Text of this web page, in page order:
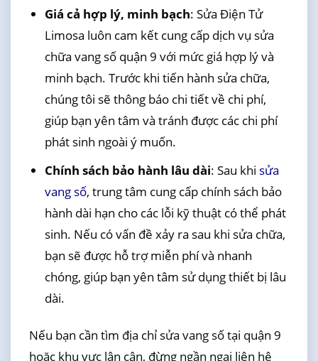
Giá cả hợp lý, minh bạch: Sửa Điện Tử
Limosa luôn cam kết cung cấp dịch vụ sửa
chữa vang số quận 9 với mức giá hợp lý và
minh bạch. Trước khi tiến hành sửa chữa,
chúng tôi sẽ thông báo chi tiết về chi phí,
giúp bạn yên tâm và tránh được các chi phí
phát sinh ngoài ý muốn.
Chính sách bảo hành lâu dài: Sau khi sửa
vang số, trung tâm cung cấp chính sách bảo
hành dài hạn cho các lỗi kỹ thuật có thể phát
sinh. Nếu có vấn đề xảy ra sau khi sửa chữa,
bạn sẽ được hỗ trợ miễn phí và nhanh
chóng, giúp bạn yên tâm sử dụng thiết bị lâu
dài.
Nếu bạn cần tìm địa chỉ sửa vang số tại quận 9
hoặc khu vực lân cận, đừng ngần ngại liên hệ